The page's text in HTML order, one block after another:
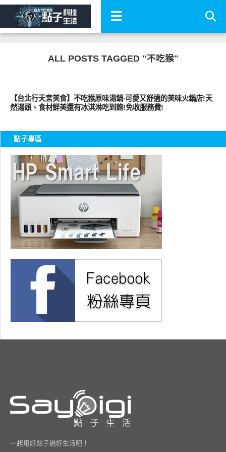
ALL POSTS TAGGED "不吃猴"
【台北行天宮美食】不吃猴原味湯鍋‧可愛又舒適的美味火鍋店!天
然湯頭、食材鮮美還有冰淇淋吃到飽!免收服務費!
點子專區
一起用好點子過好生活吧！